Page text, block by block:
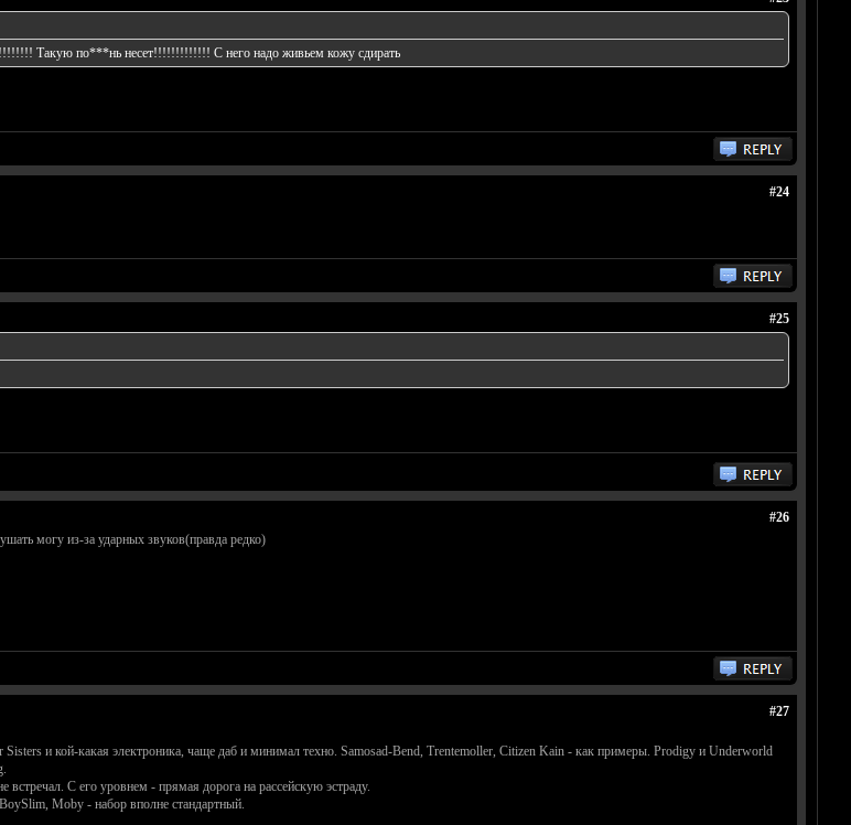
Такую по***нь несет!!!!!!!!!!!!! С него надо живьем кожу сдирать
#24
#25
#26
могу из-за ударных звуков(правда редко)
#27
и кой-какая электроника, чаще даб и минимал техно. Samosad-Bend, Trentemoller, Citizen Kain - как примеры. Prodigy и Underworld
встречал. С его уровнем - прямая дорога на рассейскую эстраду.
Moby - набор вполне стандартный.